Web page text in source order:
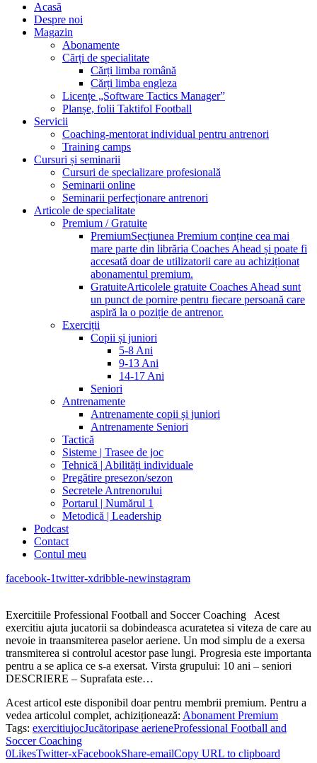
Acasă
Despre noi
Magazin
Abonamente
Cărți de specialitate
Cărți limba română
Cărți limba engleza
Licențe „Software Tactics Manager”
Planșe, folii Taktifol Football
Servicii
Coaching-mentorat individual pentru antrenori
Training camps
Cursuri și seminarii
Cursuri de specializare profesională
Seminarii online
Seminarii perfecționare antrenori
Articole de specialitate
Premium / Gratuite
PremiumSecțiunea Premium conține cea mai
mare parte din librăria Coaches Ahead și poate fi
accesată doar de utilizatorii care au achiziționat
abonamentul premium.
GratuiteArticolele gratuite Coaches Ahead sunt
un punct de pornire pentru fiecare persoană care
aspiră la o poziție de antrenor.
Exerciții
Copii și juniori
5-8 Ani
9-13 Ani
14-17 Ani
Seniori
Antrenamente
Antrenamente copii și juniori
Antrenamente Seniori
Tactică
Sisteme | Trasee de joc
Tehnică | Abilități individuale
Pregătire presezon/sezon
Secretele Antrenorului
Portarul | Numărul 1
Metodică | Leadership
Podcast
Contact
Contul meu
facebook-1twitter-xdribble-newinstagram
Exercitiile Professional Football and Soccer Coaching Acest
exercitiu ajuta jucatorii sa dobindeasca acuratetea si viteza de care au
nevoie in traansmiterea paselor aeriene. Un mod simplu de a exersa
transmiterea si controlul acestor pase lungi. Progresia este importanta
pentru a se aplica ce s-a exersat. Virsta grupului: 10 ani – seniori
DESCRIERE – Suprafata este…
Acest articol este disponibil doar pentru membrii premium. Pentru a
vedea articolul complet, achiziționează: Abonament Premium
Tags: exercitiujocJucătoripase aerieneProfessional Football and
Soccer Coaching
0LikesTwitter-xFacebookShare-emailCopy URL to clipboard